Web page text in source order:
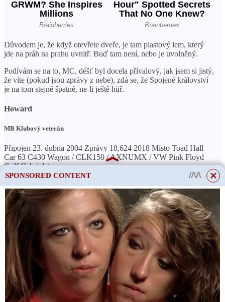
Důvodem je, že když otevřete dveře, je tam plastový lem, který
jde na práh na prahu uvnitř. Buď tam není, nebo je uvolněný.
Podívám se na to, MC, déšť byl docela přívalový, jak jsem si jistý,
že víte (pokud jsou zprávy z nebe), zdá se, že Spojené království
je na tom stejně špatně, ne-li ještě hůř.
Howard
MB Klubový veterán
Připojen 23. dubna 2004 Zprávy 18,624 2018 Místo Toad Hall
Car 63 C430 Wagon / CLK150 / AXNUMX / VW Pink Floyd
Golf Cabriolet
ČTĚTE VÍCE
Jaký je vysoký počet
najetých kilometrů u
Citroenu Berlingo?
‘ V zemi daleko, daleko. jménem Azory, nastaly potíže. Za
pouhých 42 hodin od nynějška budou meteorologové po celé
Velké Británii sledovat a čekat, zda vývoj skutečně dospěje ve
skutečný problém pro nás zde ve Spojeném království.
SPONSORED CONTENT